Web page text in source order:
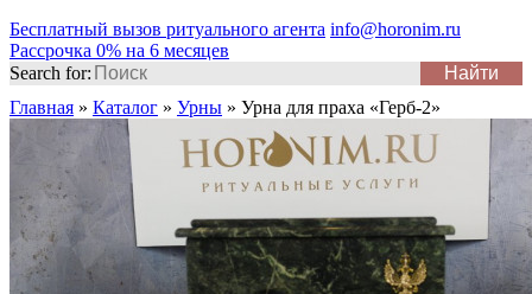
Бесплатный вызов ритуального агента info@horonim.ru
Рассрочка 0% на 6 месяцев
Search for:
Главная » Каталог » Урны » Урна для праха «Герб-2»